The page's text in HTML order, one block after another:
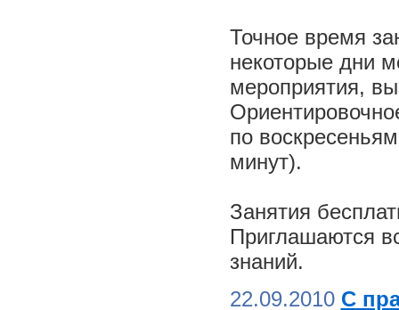
Точное время
некоторые дни
мероприятия,
по
минут).
Занятия
Приглашаются
знаний.
22.09.2010 С